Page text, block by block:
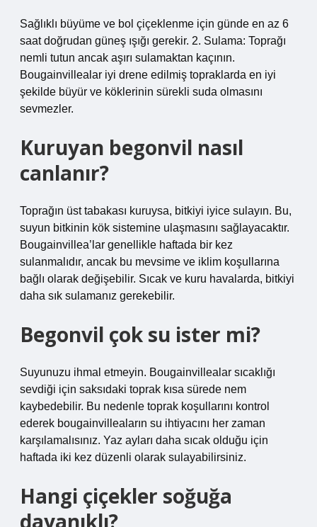
Sağlıklı büyüme ve bol çiçeklenme için günde en az 6
saat doğrudan güneş ışığı gerekir. 2. Sulama: Toprağı
nemli tutun ancak aşırı sulamaktan kaçının.
Bougainvillealar iyi drene edilmiş topraklarda en iyi
şekilde büyür ve köklerinin sürekli suda olmasını
sevmezler.
Kuruyan begonvil nasıl
canlanır?
Toprağın üst tabakası kuruysa, bitkiyi iyice sulayın. Bu,
suyun bitkinin kök sistemine ulaşmasını sağlayacaktır.
Bougainvillea’lar genellikle haftada bir kez
sulanmalıdır, ancak bu mevsime ve iklim koşullarına
bağlı olarak değişebilir. Sıcak ve kuru havalarda, bitkiyi
daha sık sulamanız gerekebilir.
Begonvil çok su ister mi?
Suyunuzu ihmal etmeyin. Bougainvillealar sıcaklığı
sevdiği için saksıdaki toprak kısa sürede nem
kaybedebilir. Bu nedenle toprak koşullarını kontrol
ederek bougainvilleaların su ihtiyacını her zaman
karşılamalısınız. Yaz ayları daha sıcak olduğu için
haftada iki kez düzenli olarak sulayabilirsiniz.
Hangi çiçekler soğuğa
dayanıklı?